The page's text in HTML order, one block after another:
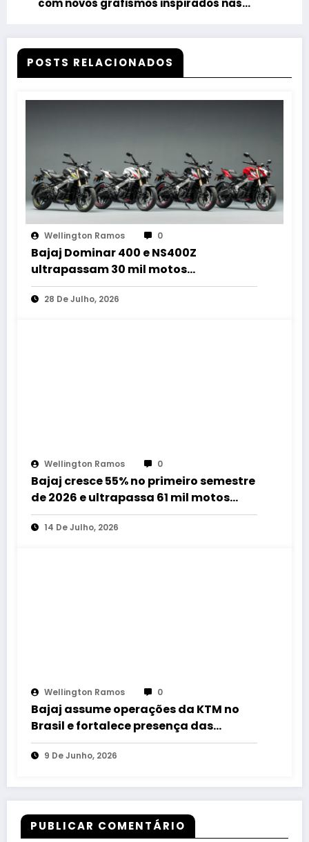
com novos grafismos inspirados nas
POSTS RELACIONADOS
Wellington Ramos 0
Bajaj Dominar 400 e NS400Z
ultrapassam 30 mil motos
emplacadas no Brasil
28 De Julho, 2026
Wellington Ramos 0
Bajaj cresce 55% no primeiro semestre
de 2026 e ultrapassa 61 mil motos
emplacadas no Brasil
14 De Julho, 2026
Wellington Ramos 0
Bajaj assume operações da KTM no
Brasil e fortalece presença das
marcas premium
9 De Junho, 2026
PUBLICAR COMENTÁRIO